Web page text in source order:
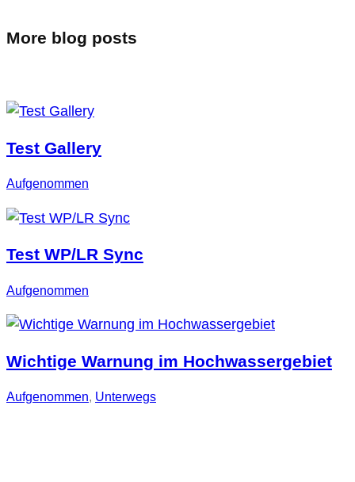
More blog posts
Test Gallery
Aufgenommen
Test WP/LR Sync
Aufgenommen
Wichtige Warnung im Hochwassergebiet
Aufgenommen, Unterwegs